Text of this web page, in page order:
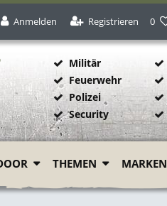
Anmelden Registrieren 0
Militär
Feuerwehr
Polizei
Security
THEMEN MARKEN